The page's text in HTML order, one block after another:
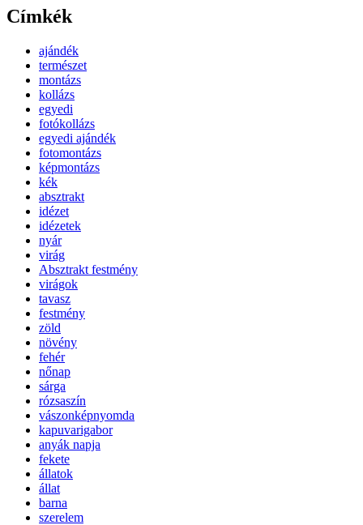
Címkék
ajándék
természet
montázs
kollázs
egyedi
fotókollázs
egyedi ajándék
fotomontázs
képmontázs
kék
absztrakt
idézet
idézetek
nyár
virág
Absztrakt festmény
virágok
tavasz
festmény
zöld
növény
fehér
nőnap
sárga
rózsaszín
vászonképnyomda
kapuvarigabor
anyák napja
fekete
állatok
állat
barna
szerelem